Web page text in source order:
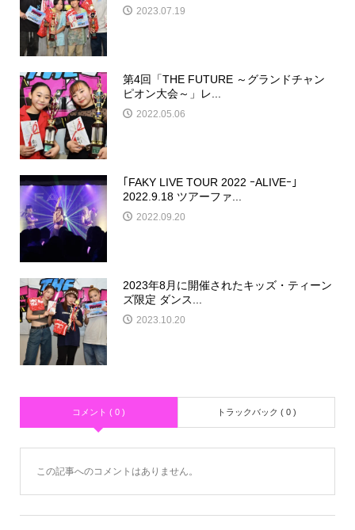
2023.07.19
第4回「THE FUTURE ～グランドチャン
ピオン大会～」レ...
2022.05.06
｢FAKY LIVE TOUR 2022 ｰALIVEｰ｣
2022.9.18 ツアーファ...
2022.09.20
2023年8月に開催されたキッズ・ティーン
ズ限定 ダンス...
2023.10.20
コメント ( 0 ) トラックバック ( 0 )
この記事へのコメントはありません。